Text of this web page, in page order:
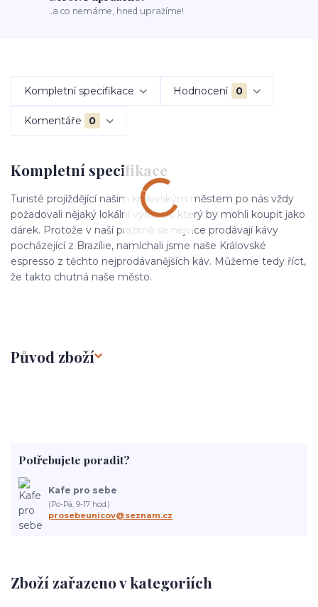
..a co nemáme, hned upražíme!
Kompletní specifikace Hodnocení 0
Komentáře 0
Kompletní specifikace
Turisté projíždějící našim královským městem po nás vždy
požadovali nějaký lokální výrobek, který by mohli koupit jako
dárek. Protože v naší pražírně se nejvíce prodávají kávy
pocházející z Brazílie, namíchali jsme naše Královské
espresso z těchto nejprodávanějších káv. Můžeme tedy říct,
že takto chutná naše město.
Původ zboží
Zboží zařazeno v kategoriích
Potřebujete poradit?
Kafe pro sebe
(Po-Pá, 9-17 hod.)
prosebeunicov@seznam.cz